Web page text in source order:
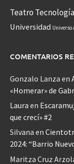
Teatro Tecnología
Universidad
COMENTARIOS
Gonzalo Lanza en
«Homerar» de
Laura en
que crecí» #2
Silvana en
2024: “Barrio
Maritza Cruz